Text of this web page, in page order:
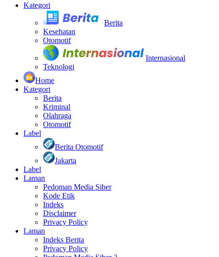
Kategori
Berita
Kesehatan
Otomotif
Internasional
Teknologi
Home
Kategori
Berita
Kriminal
Olahraga
Otomotif
Label
Berita Otomotif
Jakarta
Label
Laman
Pedoman Media Siber
Kode Etik
Indeks
Disclaimer
Privacy Policy
Laman
Indeks Berita
Privacy Policy